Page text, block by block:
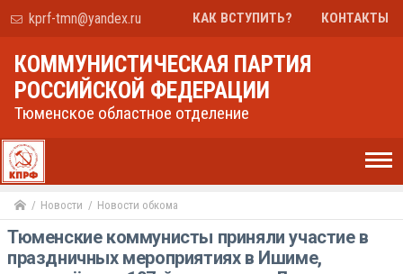
kprf-tmn@yandex.ru КАК ВСТУПИТЬ? КОНТАКТЫ
КОММУНИСТИЧЕСКАЯ ПАРТИЯ
РОССИЙСКОЙ ФЕДЕРАЦИИ
Тюменское областное отделение
Новости Новости обкома
Тюменские коммунисты приняли участие в
праздничных мероприятиях в Ишиме,